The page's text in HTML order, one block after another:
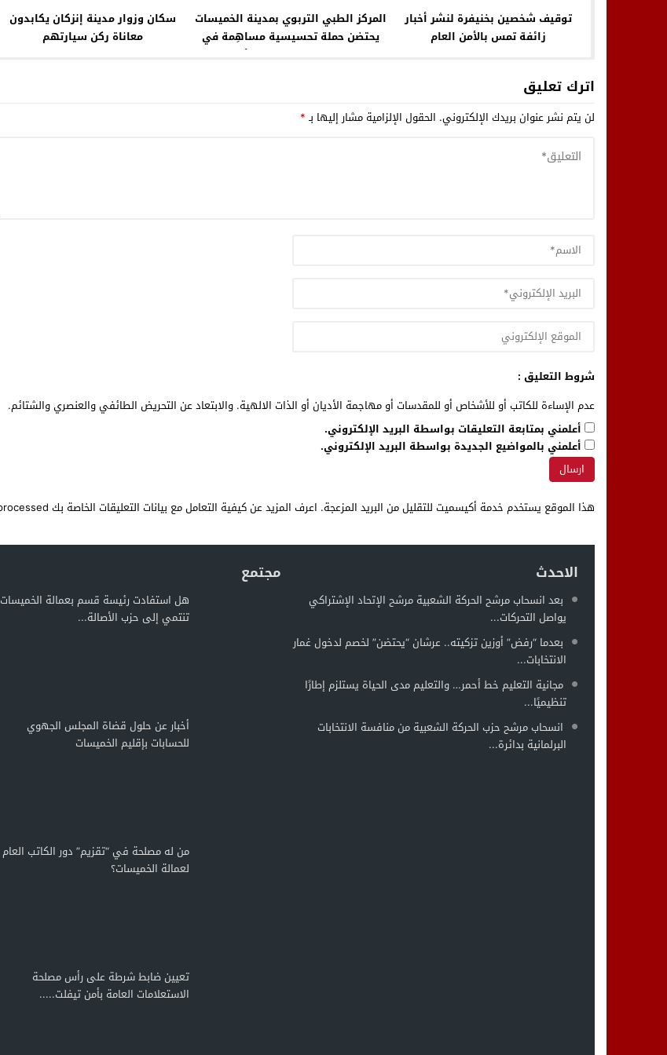
توقيف شخصين بخنيفرة لنشر أخبار
زائفة تمس بالأمن العام
المركز الطبي التربوي بمدينة الخميسات
يحتضن حملة تحسيسية مساهِمة في
دعم الحملة الوطنية لصحة الأم والطفل
سكان وزوار مدينة إنزكان يكابدون
معاناة ركن سيارتهم
اترك تعليق
لن يتم نشر عنوان بريدك الإلكتروني. الحقول الإلزامية مشار إليها بـ*
شروط التعليق :
عدم الإساءة للكاتب أو للأشخاص أو للمقدسات أو مهاجمة الأديان أو الذات الالهية. والابتعاد عن التحريض الطائفي والعنصري والشتائم.
أعلمني بمتابعة التعليقات بواسطة البريد الإلكتروني.
أعلمني بالمواضيع الجديدة بواسطة البريد الإلكتروني.
هذا الموقع يستخدم خدمة أكيسميت للتقليل من البريد المزعجة. اعرف المزيد عن كيفية التعامل مع بيانات التعليقات الخاصة بك processed
الاحدث
بعد انسحاب مرشح الحركة الشعبية مرشح الإتحاد الإشتراكي
يواصل التحركات...
بعدما “رفض” أوزين تزكيته.. عرشان “يحتضن” لخصم لدخول غمار
الانتخابات...
مجانية التعليم خط أحمر… والتعليم مدى الحياة يستلزم إطارًا
تنظيميًا...
انسحاب مرشح حزب الحركة الشعبية من منافسة الانتخابات
البرلمانية بدائرة...
مجتمع
هل استفادت رئيسة قسم بعمالة الخميسات
تنتمي إلى حزب الأصالة...
أخبار عن حلول قضاة المجلس الجهوي
للحسابات بإقليم الخميسات
من له مصلحة في “تقزيم” دور الكاتب العام
لعمالة الخميسات؟
تعيين ضابط شرطة على رأس مصلحة
الاستعلامات العامة بأمن تيفلت.....